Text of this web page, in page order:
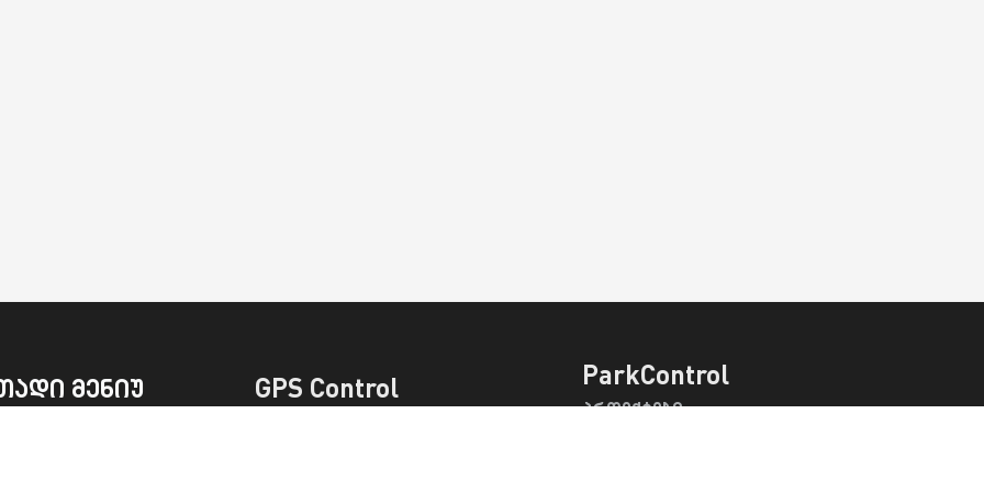
მენიუ GPS Control ParkControl
პროექტები